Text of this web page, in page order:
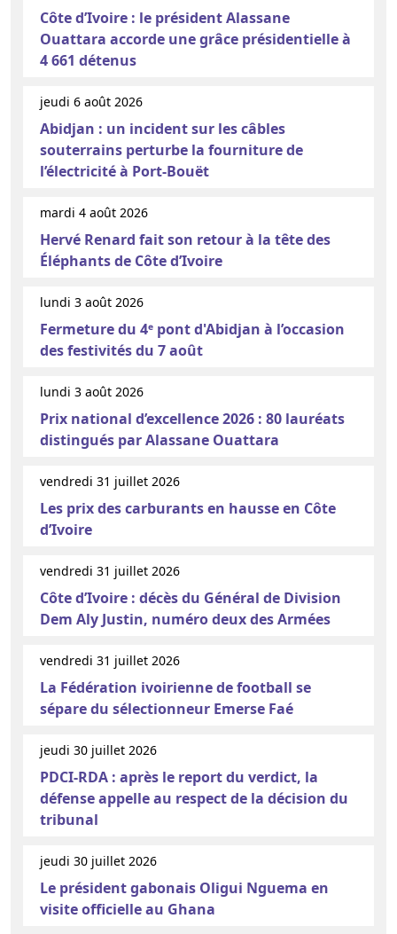
Côte d’Ivoire : le président Alassane
Ouattara accorde une grâce présidentielle à
4 661 détenus
jeudi 6 août 2026
Abidjan : un incident sur les câbles
souterrains perturbe la fourniture de
l’électricité à Port-Bouët
mardi 4 août 2026
Hervé Renard fait son retour à la tête des
Éléphants de Côte d’Ivoire
lundi 3 août 2026
Fermeture du 4ᵉ pont d'Abidjan à l’occasion
des festivités du 7 août
lundi 3 août 2026
Prix national d’excellence 2026 : 80 lauréats
distingués par Alassane Ouattara
vendredi 31 juillet 2026
Les prix des carburants en hausse en Côte
d’Ivoire
vendredi 31 juillet 2026
Côte d’Ivoire : décès du Général de Division
Dem Aly Justin, numéro deux des Armées
vendredi 31 juillet 2026
La Fédération ivoirienne de football se
sépare du sélectionneur Emerse Faé
jeudi 30 juillet 2026
PDCI-RDA : après le report du verdict, la
défense appelle au respect de la décision du
tribunal
jeudi 30 juillet 2026
Le président gabonais Oligui Nguema en
visite officielle au Ghana